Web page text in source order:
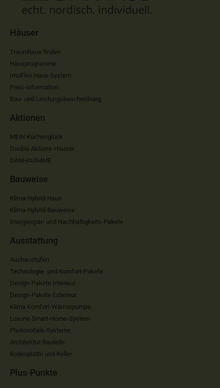
Häuser
Traumhaus finden
Hausprogramme
ImoFlex Haus-System
Preis-Information
Bau- und Leistungsbeschreibung
Aktionen
MEIN Küchenglück
Double Aktions-Häuser
DANHAUS4ME
Bauweise
Klima-Hybrid-Haus
Klima-Hybrid-Bauweise
Energiespar- und Nachhaltigkeits-Pakete
Ausstattung
Ausbaustufen
Technologie- und Komfort-Pakete
Design-Pakete Interieur
Design-Pakete Exterieur
Klima Komfort-Wärmepumpe
Loxone Smart-Home-System
Photovoltaik-Systeme
Architektur-Bauteile
Bodenplatte und Keller
Plus-Punkte